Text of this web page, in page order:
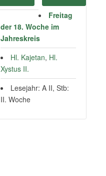
Freitag
der 18. Woche im
Jahreskreis
Hl. Kajetan, Hl.
Xystus II.
Lesejahr: A II, Stb:
II. Woche